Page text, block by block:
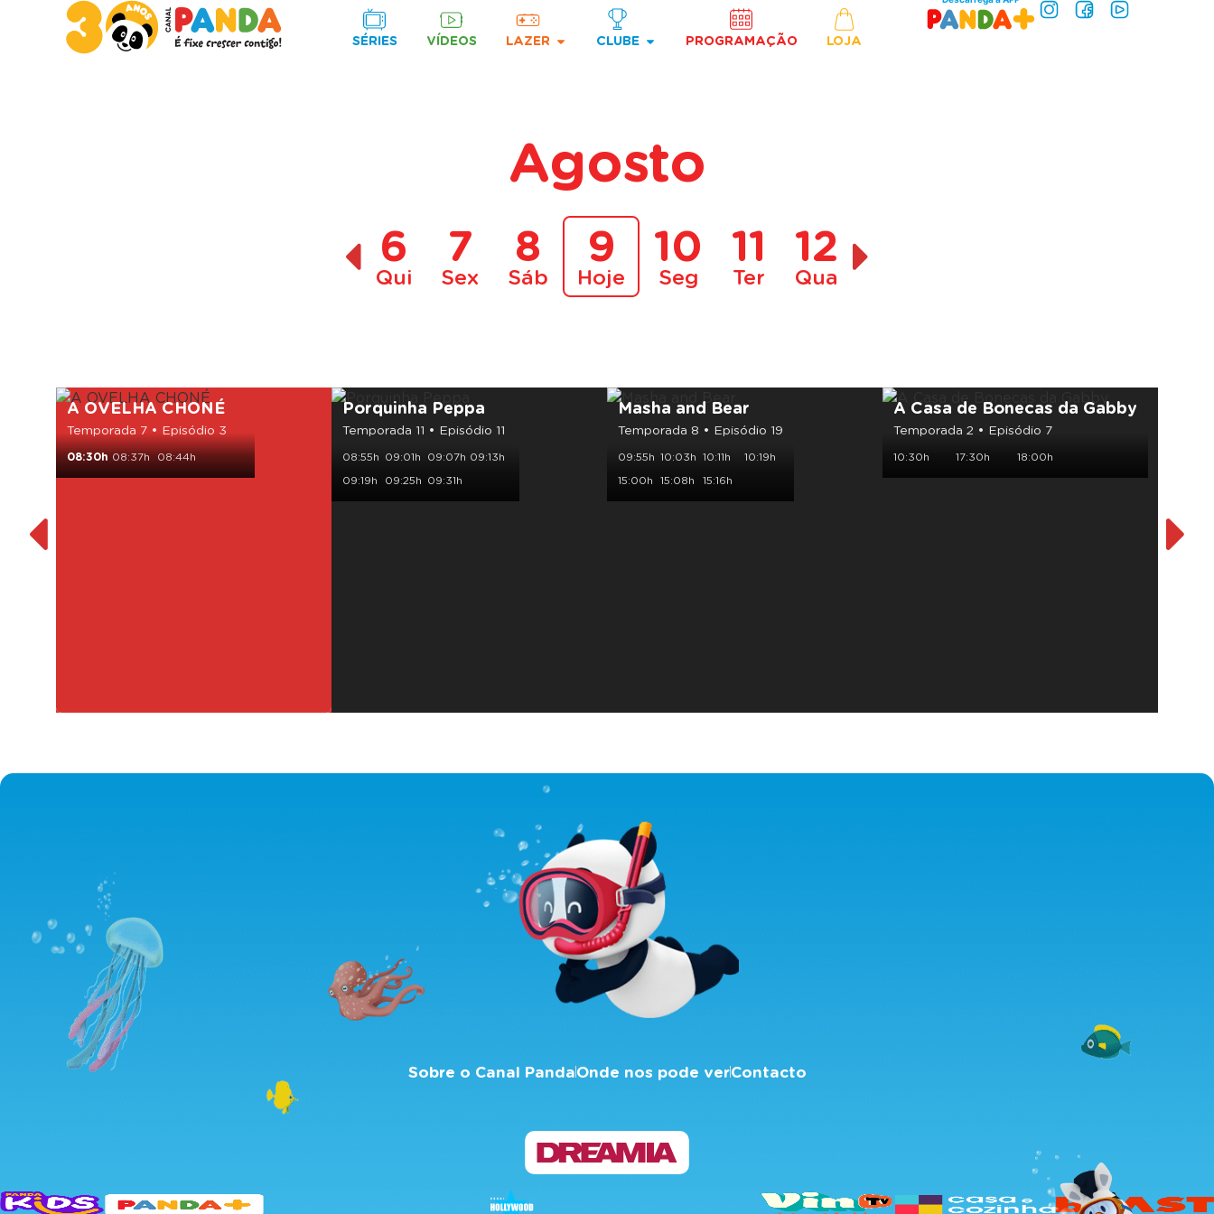
SÉRIES VÍDEOS LAZER CLUBE PROGRAMAÇÃO LOJA
Agosto
6
Qui
7
Sex
8
Sáb
9
Hoje
10
Seg
11
Ter
12
Qua
A OVELHA CHONÉ
Temporada 7 • Episódio 3
08:30h 08:37h 08:44h
Porquinha Peppa
Temporada 11 • Episódio 11
08:55h 09:01h 09:07h 09:13h
09:19h
09:25h 09:31h
Masha and Bear
Temporada 8 • Episódio 19
09:55h 10:03h 10:11h
10:19h
15:00h 15:08h 15:16h
A Casa de Bonecas da Gabby
Temporada 2 • Episódio 7
10:30h 17:30h 18:00h
Sobre o Canal PandaOnde nos pode verContacto